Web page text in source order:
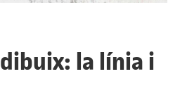
la línia i